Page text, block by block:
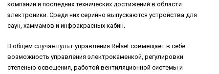
компании и последних технических достижений в области
электроники. Среди них серийно выпускаются устройства для
саун, хаммамов и инфракрасных кабин.
В общем случае пульт управления Relset совмещает в себе
возможность управления электрокаменкой, регулировки
степенью освещения, работой вентиляционной системы и